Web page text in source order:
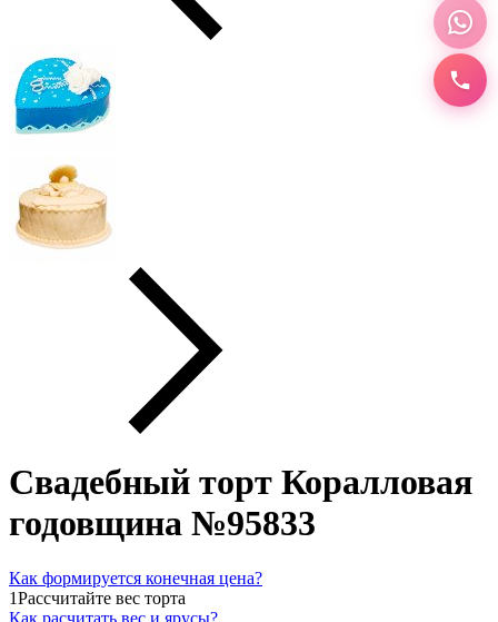
Свадебный торт Коралловая
годовщина №95833
Как формируется конечная цена?
1Рассчитайте вес торта
Как расчитать вес и ярусы?